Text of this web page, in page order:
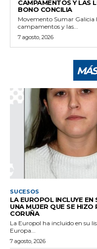
CAMPAMENTOS Y LAS
BONO CONCILIA
Movemento Sumar Galicia
campamentos y las...
7 agosto, 2026
SUCESOS
LA EUROPOL INCLUYE
UNA MUJER QUE SE HIZO
CORUÑA
La Europol ha incluido en su
Europa...
7 agosto, 2026